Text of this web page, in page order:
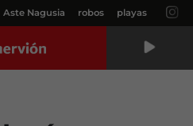
Aste Nagusia robos playas